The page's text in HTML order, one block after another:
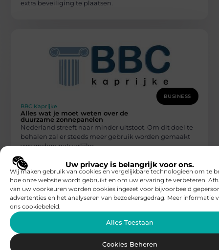
Uw privacy is belangrijk voor ons.
Wij maken gebruik van cookies en vergelijkbare technologieën om te
hoe onze website wordt gebruikt en om uw ervaring te verbeteren.
van uw voorkeuren worden cookies ingezet voor bijvoorbeeld
advertenties en het analyseren van bezoekersgedrag. Meer informatie
ons cookiebeleid.
Alles Toestaan
Cookies Beheren
extra beveiliging te plaatsen.
BUSINESS
BBC Kaprijke
Alles wat je moet weten over de
duurzame zonnepanelen
Nederland streeft naar minder uitstoot. Om dit doel te
behalen zal er steeds meer gebruik worden gemaakt
van andere natuurlijke